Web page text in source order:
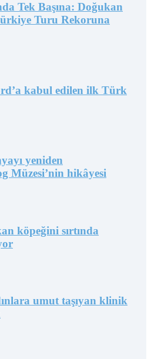
Tek Başına: Doğukan
Turu Rekoruna
kabul edilen ilk Türk
yeniden
Müzesi’nin hikâyesi
köpeğini sırtında
umut taşıyan klinik